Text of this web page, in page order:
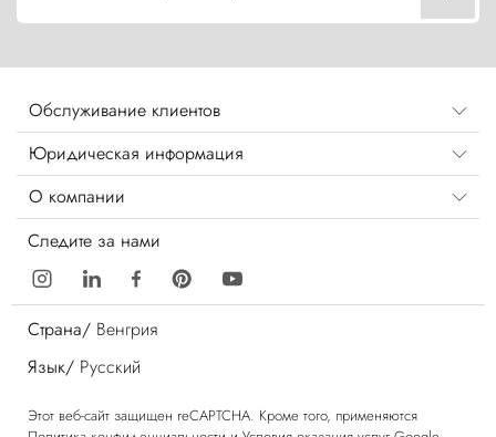
Обслуживание клиентов
Юридическая информация
О компании
Следите за нами
Страна/ Венгрия
Язык/ Русский
Этот веб-сайт защищен reCAPTCHA. Кроме того, применяются